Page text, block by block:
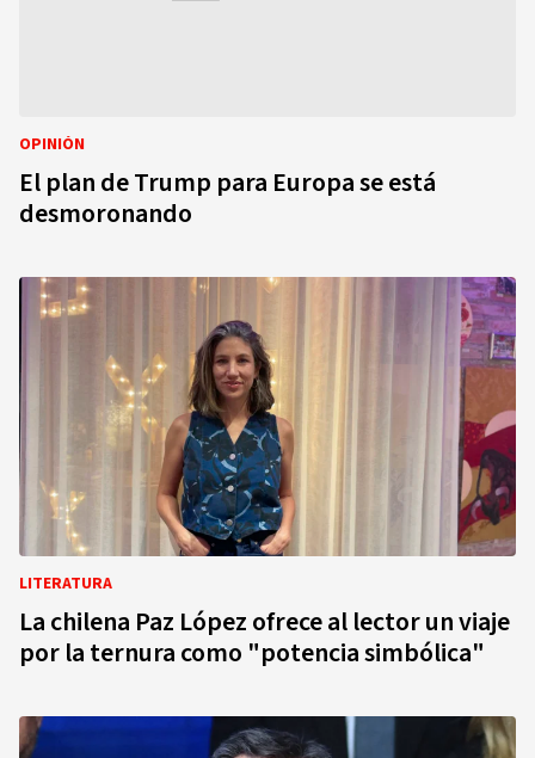
OPINIÓN
El plan de Trump para Europa se está
desmoronando
LITERATURA
La chilena Paz López ofrece al lector un viaje
por la ternura como "potencia simbólica"